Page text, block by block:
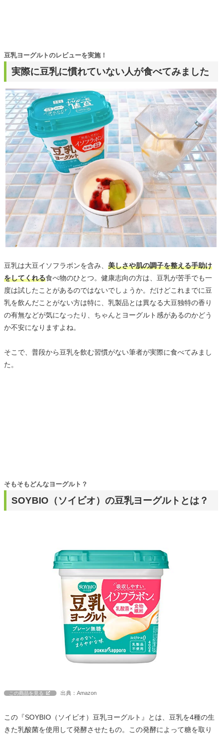
実際に豆乳に慣れていない人が食べてみました
豆乳ヨーグルトのレビューを実施！
豆乳は大豆イソフラボンを含み、 美しさや肌の調子を整える手助け
をしてくれる食べ物のひとつ。健康志向の方は、豆乳が苦手でも一
度は試したことがあるのではないでしょうか。だけどこれまでに豆
乳を飲んだことがない方は特に、乳製品とは異なる大豆独特の香り
の有無などが気になったり、ちゃんとヨーグルト感があるのかどう
か不安になりますよね。
そこで、普段から豆乳を飲む習慣がない筆者が実際に食べてみまし
た。
SOYBIO（ソイビオ）の豆乳ヨーグルトとは？
そもそもどんなヨーグルト？
この商品を見る 出典：Amazon
この『SOYBIO（ソイビオ）豆乳ヨーグルト』とは、豆乳を4種の生
きた乳酸菌を使用して発酵させたもの。この発酵によって糖を取り